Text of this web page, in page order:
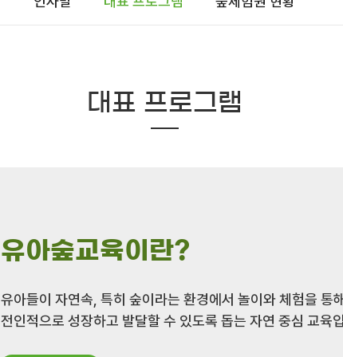
대표 프로그램
유아숲교육이란?
유아들이 자연속, 특히 숲이라는 환경에서 놀이와 체험을 통해
전인적으로 성장하고 발달할 수 있도록 돕는 자연 중심 교육